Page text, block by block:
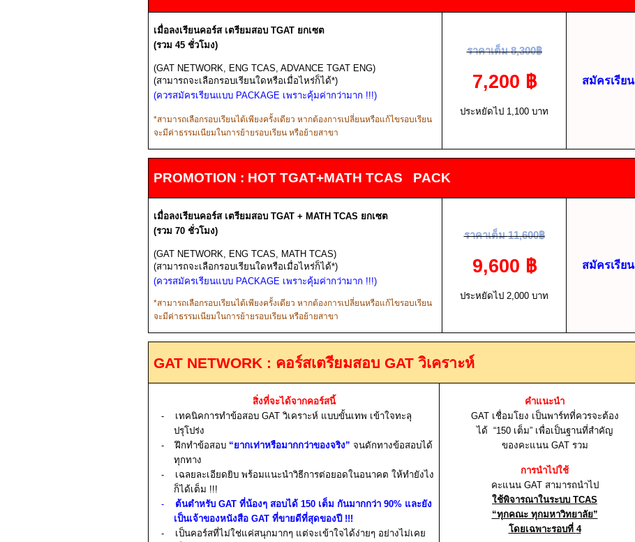
เมื่อลงเรียนคอร์ส เตรียมสอบ TGAT ยกเซต
(รวม45 ชั่วโมง)
(GAT NETWORK, ENG TCAS, ADVANCE TGAT ENG)
(สามารถจะเลือกรอบเรียนใดหรือเมื่อไหร่ก็ได้*)
(ควรสมัครเรียนแบบ PACKAGE เพราะคุ้มค่ากว่ามาก !!!)
*สามารถเลือกรอบเรียนได้เพียงครั้งเดียว หากต้องการเปลี่ยนหรือแก้ไขรอบเรียน
จะมีค่าธรรมเนียมในการย้ายรอบเรียน หรือย้ายสาขา
ราคาเต็ม8,300฿
7,200 ฿
ประหยัดไป 1,100 บาท
สมัครเรียน
PROMOTION : HOT TGAT+MATH TCAS PACK
เมื่อลงเรียนคอร์ส เตรียมสอบ TGAT + MATH TCAS ยกเซต
(รวม70 ชั่วโมง)
(GAT NETWORK, ENG TCAS, MATH TCAS)
(สามารถจะเลือกรอบเรียนใดหรือเมื่อไหร่ก็ได้*)
(ควรสมัครเรียนแบบ PACKAGE เพราะคุ้มค่ากว่ามาก !!!)
*สามารถเลือกรอบเรียนได้เพียงครั้งเดียว หากต้องการเปลี่ยนหรือแก้ไขรอบเรียน
จะมีค่าธรรมเนียมในการย้ายรอบเรียน หรือย้ายสาขา
ราคาเต็ม11,600฿
9,600 ฿
ประหยัดไป 2,000 บาท
สมัครเรียน
GAT NETWORK : คอร์สเตรียมสอบGATวิเคราะห์
สิ่งที่จะได้จากคอร์สนี้
-
เทคนิคการทำข้อสอบ GAT วิเคราะห์ แบบขั้นเทพ เข้าใจทะลุ
ปรุโปร่ง
-
ฝึกทำข้อสอบ “ยากเท่าหรือมากกว่าของจริง” จนดักทางข้อสอบได้
ทุกทาง
-
เฉลยละเอียดยิบ พร้อมแนะนำวิธีการต่อยอดในอนาคต ให้ทำยังไง
ก็ได้เต็ม !!!
-
ต้นตำหรับ GAT ที่น้องๆ สอบได้150 เต็ม กันมากกว่า 90% และยัง
เป็นเจ้าของหนังสือ GAT ที่ขายดีที่สุดของปี !!!
-
เป็นคอร์สที่ไม่ใช่แค่สนุกมากๆ แต่จะเข้าใจได้ง่ายๆ อย่างไม่เคย
คำแนะนำ
GAT เชื่อมโยง เป็นพาร์ทที่ควรจะต้อง
ได้ “150 เต็ม” เพื่อเป็นฐานที่สำคัญ
ของคะแนน GAT รวม
การนำไปใช้
คะแนน GAT สามารถนำไป
ใช้พิจารณาในระบบ TCAS
“ทุกคณะ ทุกมหาวิทยาลัย”
โดยเฉพาะรอบที่ 4